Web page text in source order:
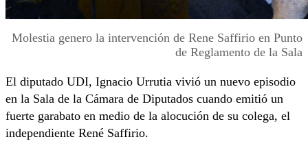
Molestia genero la intervención de Rene Saffirio en Punto
de Reglamento de la Sala
El diputado UDI, Ignacio Urrutia vivió un nuevo episodio
en la Sala de la Cámara de Diputados cuando emitió un
fuerte garabato en medio de la alocución de su colega, el
independiente René Saffirio.